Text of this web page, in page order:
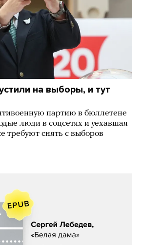
на выборы, и тут
партию в бюллетене
люди в соцсетях и уехавшая
требуют снять с выборов